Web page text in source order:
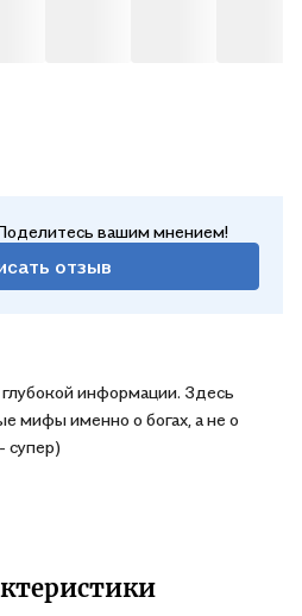
вашим мнением!
отзыв
информации. Здесь
мифы именно о богах, а не о
супер)